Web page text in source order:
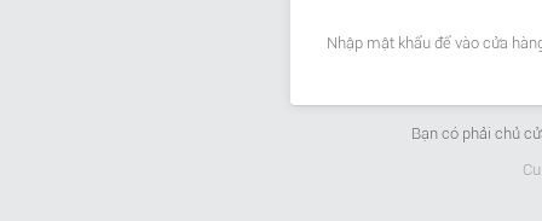
Nhập mật khẩu để vào cửa
Bạn có phải chủ